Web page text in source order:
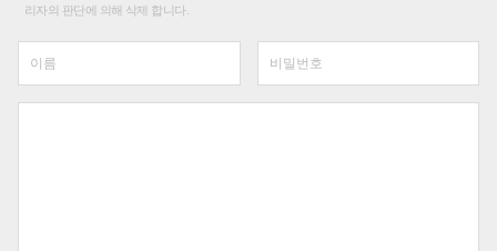
리자의 판단에 의해 삭제 합니다.